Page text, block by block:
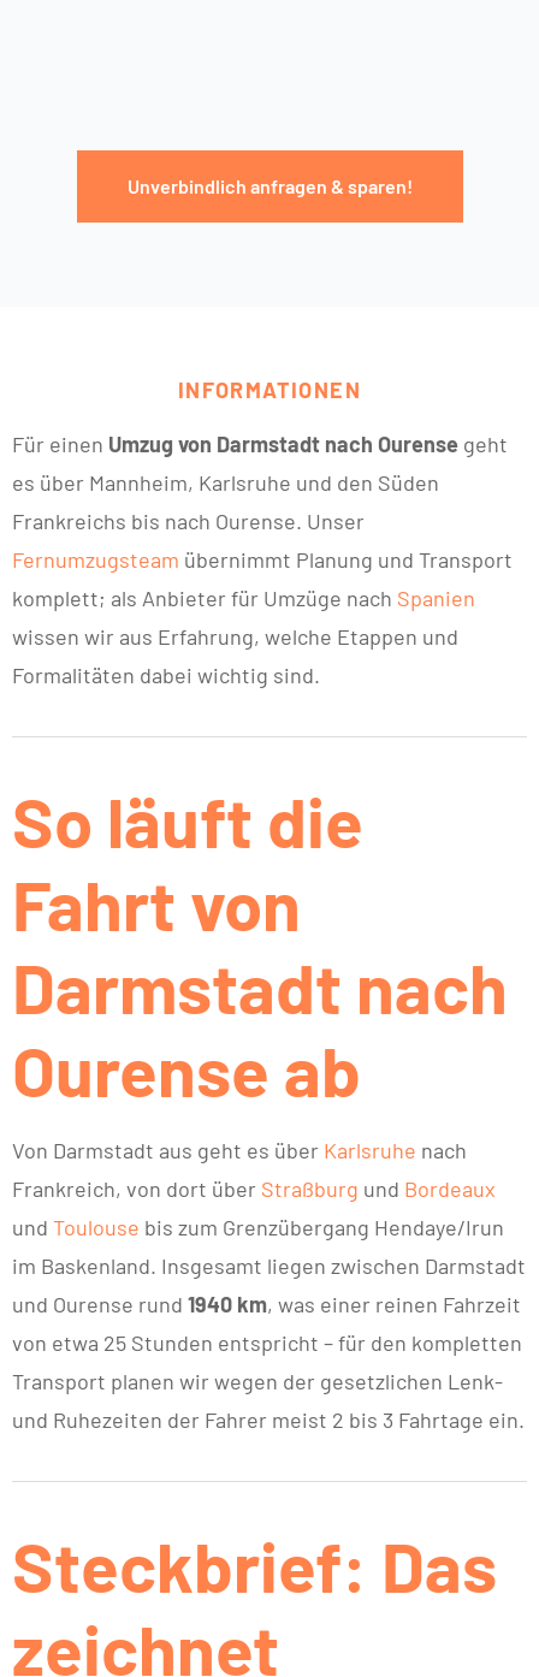
Unverbindlich anfragen & sparen!
INFORMATIONEN
Für einen Umzug von Darmstadt nach Ourense geht
es über Mannheim, Karlsruhe und den Süden
Frankreichs bis nach Ourense. Unser
Fernumzugsteam übernimmt Planung und Transport
komplett; als Anbieter für Umzüge nach Spanien
wissen wir aus Erfahrung, welche Etappen und
Formalitäten dabei wichtig sind.
So läuft die
Fahrt von
Darmstadt nach
Ourense ab
Von Darmstadt aus geht es über Karlsruhe nach
Frankreich, von dort über Straßburg und Bordeaux
und Toulouse bis zum Grenzübergang Hendaye/Irun
im Baskenland. Insgesamt liegen zwischen Darmstadt
und Ourense rund 1940 km, was einer reinen Fahrzeit
von etwa 25 Stunden entspricht – für den kompletten
Transport planen wir wegen der gesetzlichen Lenk-
und Ruhezeiten der Fahrer meist 2 bis 3 Fahrtage ein.
Steckbrief: Das
zeichnet